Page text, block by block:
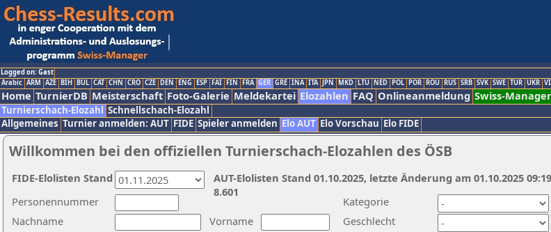
Logged on: Gast
Arabic ARM AZE BIH BUL CAT CHN CRO CZE DEN ENG ESP FAI FIN FRA GER GRE INA ITA JPN MKD LTU NED POL POR ROU RUS SRB SVK SWE TUR UKR
Home TurnierDB Meisterschaft Foto-Galerie Meldekartei Elozahlen FAQ Onlineanmeldung Swiss-Manager
Turnierschach-Elozahl Schnellschach-Elozahl
Allgemeines Turnier anmelden: AUT FIDE Spieler anmelden Elo AUT Elo Vorschau Elo FIDE
Willkommen bei den offiziellen Turnierschach-Elozahlen des ÖSB
Nachname
Vorname
Kategorie
Personennummer
Geschlecht
AUT-Elolisten Stand 01.10.2025, letzte Änderung am 01.10.2025
8.601
FIDE-Elolisten Stand